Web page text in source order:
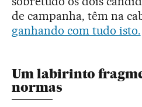
de campanha, têm na
ganhando com tudo isto.
Um labirinto
normas